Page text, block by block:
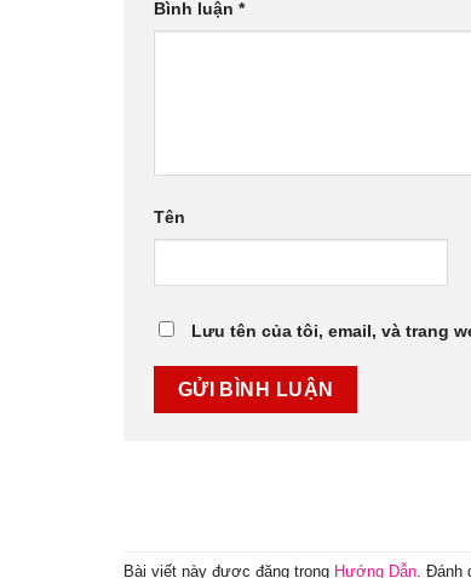
Bình luận *
Tên
Lưu tên của tôi, email, và trang
Bài viết này được đăng trong Hướng Dẫn. Đánh